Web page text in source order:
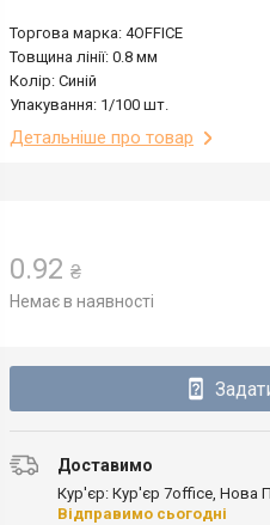
Торгова марка: 4OFFICE
Товщина лінії: 0.8 мм
Колір: Синій
Упакування: 1/100 шт.
Детальніше про товар
0.92 ₴
Немає в наявності
Доставимо
Кур'єр: Кур'єр 7office, Нова
Відправимо сьогодні